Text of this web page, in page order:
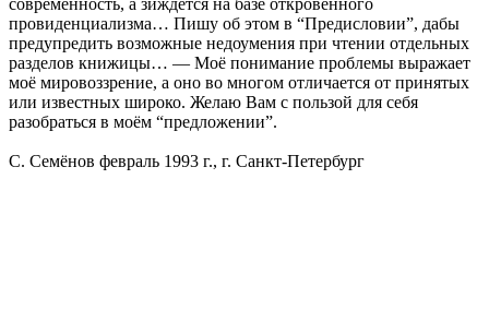
провиденциализма… Пишу об этом в “Предисловии”, дабы
предупредить возможные недоумения при чтении отдельных
разделов книжицы… — Моё понимание проблемы выражает
моё мировоззрение, а оно во многом отличается от принятых
или известных широко. Желаю Вам с пользой для себя
разобраться в моём “предложении”.
С. Семёнов февраль 1993 г., г. Санкт-Петербург